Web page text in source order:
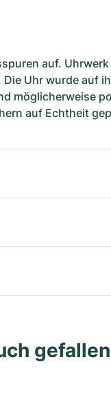
auf. Uhrwerk
Uhr wurde auf
möglicherweise
auf Echtheit
gefallen